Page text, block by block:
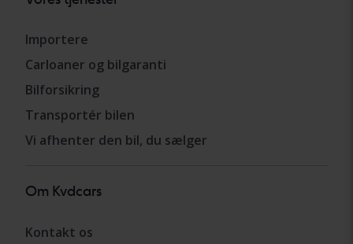
Importere
Carloaner og bilgaranti
Bilforsikring
Transportér bilen
Vi afhenter den bil, du sælger
Om Kvdcars
Kontakt os